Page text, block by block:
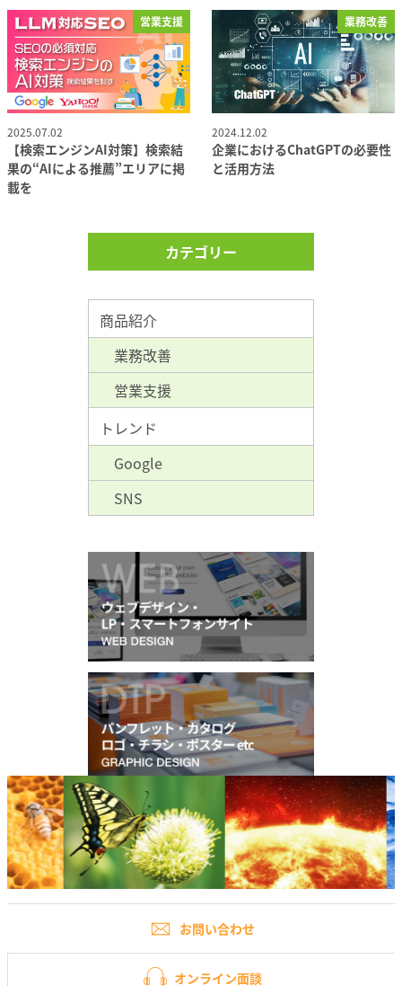
営業支援
【検索エンジンAI対策】検索結
果の“AIによる推薦”エリアに掲
載を
投稿日
2025.07.02
業務改善
企業におけるChatGPTの必要性
と活用方法
投稿日
2024.12.02
カテゴリー
商品紹介
業務改善
営業支援
トレンド
Google
SNS
お問い合わせ
オンライン面談